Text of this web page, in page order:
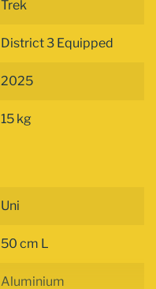
Trek
District 3 Equipped
2025
15 kg
Uni
50 cm L
Aluminium